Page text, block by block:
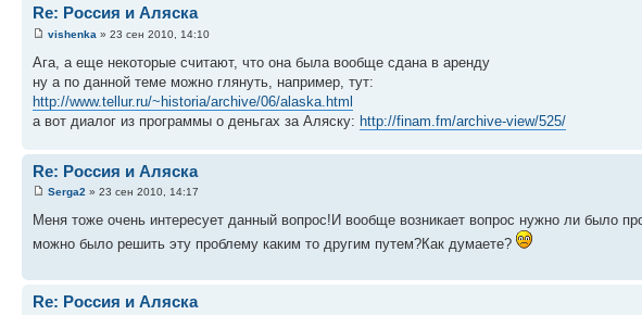
Re: Россия и Аляска
vishenka » 23 сен 2010, 14:10
Ага, а еще некоторые считают, что она была вообще сдана в аренду
ну а по данной теме можно глянуть, например, тут:
http://www.tellur.ru/~historia/archive/06/alaska.html
а вот диалог из программы о деньгах за Аляску: http://finam.fm/archive-view/525/
Re: Россия и Аляска
Serga2 » 23 сен 2010, 14:17
Меня тоже очень интересует данный вопрос!И вообще возникает вопрос нужно ли было
можно было решить эту проблему каким то другим путем?Как думаете?
Re: Россия и Аляска